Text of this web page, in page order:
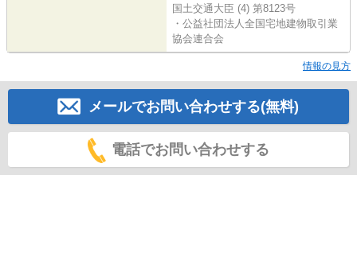
国土交通大臣 (4) 第8123号
・公益社団法人全国宅地建物取引業
協会連合会
情報の見方
メールでお問い合わせする(無料)
電話でお問い合わせする